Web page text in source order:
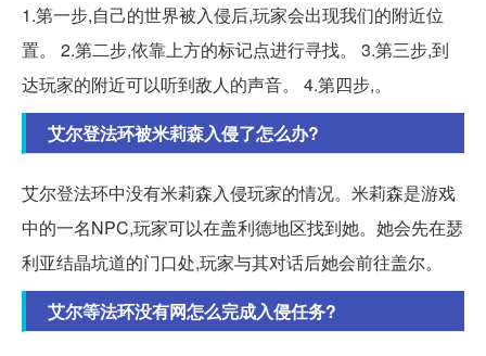
1.第一步,自己的世界被入侵后,玩家会出现我们的附近位
置。 2.第二步,依靠上方的标记点进行寻找。 3.第三步,到
达玩家的附近可以听到敌人的声音。 4.第四步,。
艾尔登法环被米莉森入侵了怎么办?
艾尔登法环中没有米莉森入侵玩家的情况。米莉森是游戏
中的一名NPC,玩家可以在盖利德地区找到她。她会先在瑟
利亚结晶坑道的门口处,玩家与其对话后她会前往盖尔。
艾尔等法环没有网怎么完成入侵任务?